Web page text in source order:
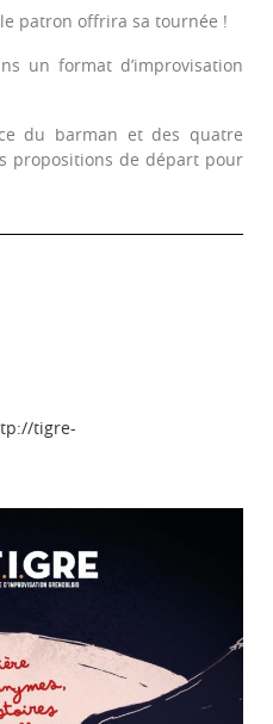
patron offrira sa tournée !
un format d’improvisation
du barman et des quatre
propositions de départ pour
tigre-